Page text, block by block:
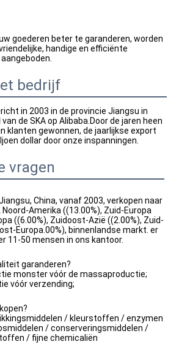
goederen beter te garanderen, worden
handige en efficiënte
bedrijf
in 2003 in de provincie Jiangsu in
de SKA op Alibaba.Door de jaren heen
klanten gewonnen, de jaarlijkse export
dollar door onze inspanningen.
vragen
China, vanaf 2003, verkopen naar
Amerika ((13.00%), Zuid-Europa
((6.00%), Zuidoost-Azië ((2.00%), Zuid-
Europa.00%), binnenlandse markt. er
11-50 mensen in ons kantoor.
garanderen?
monster vóór de massaproductie;
vóór verzending;
/ kleurstoffen / enzymen
/ conserveringsmiddelen /
/ fijne chemicaliën